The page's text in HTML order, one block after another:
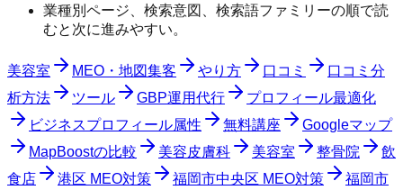
業種別ページ、検索意図、検索語ファミリーの順で読
むと次に進みやすい。
美容室 MEO・地図集客 やり方 口コミ
口コミ分
析方法
ツール GBP運用代行
プロフィール最適化
ビジネスプロフィール属性
無料講座
Googleマップ
MapBoostの比較
美容皮膚科 美容室 整骨院
飲
食店
港区 MEO対策 福岡市中央区 MEO対策
福岡市